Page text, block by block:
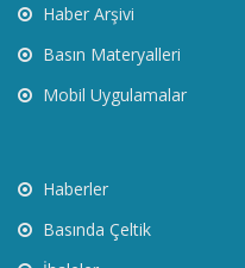
Haber Arşivi
Basın Materyalleri
Mobil Uygulamalar
Haberler
Basında Çeltik